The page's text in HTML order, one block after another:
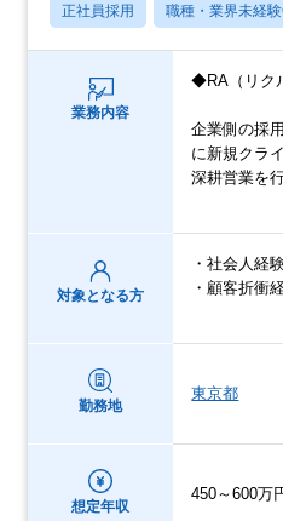
正社員採用 職種・業界未経
業務内容
◆RA（リク
企業側の採
に新規クラ
深耕営業を
対象となる方
・社会人経
・顧客折衝
勤務地
東京都
想定年収
450～600万